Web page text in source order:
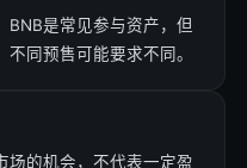
BNB是常见参与资产，但
同预售可能要求不同。
场的机会，不代表一定盈